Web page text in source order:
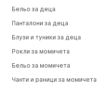
Бельо за деца
Панталони за деца
Блузи и туники за деца
Рокли за момичета
Бельо за момичета
Чанти и раници за момичета